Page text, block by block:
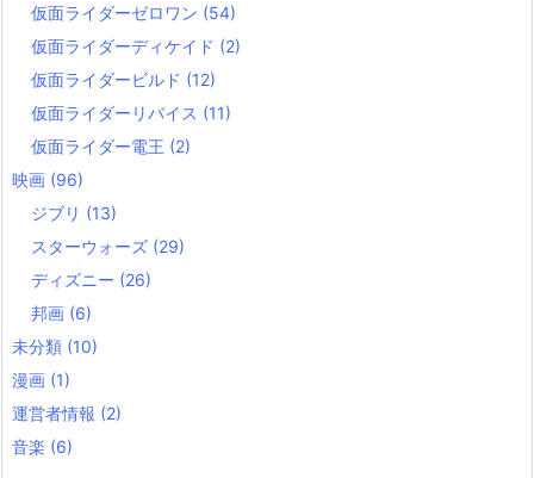
仮面ライダーゼロワン (54)
仮面ライダーディケイド (2)
仮面ライダービルド (12)
仮面ライダーリバイス (11)
仮面ライダー電王 (2)
映画 (96)
ジブリ (13)
スターウォーズ (29)
ディズニー (26)
邦画 (6)
未分類 (10)
漫画 (1)
運営者情報 (2)
音楽 (6)